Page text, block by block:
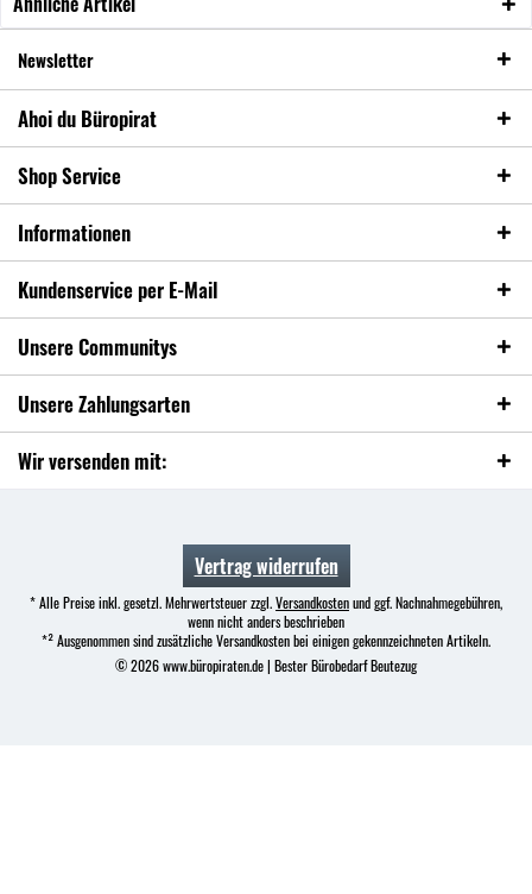
Newsletter
Ahoi du Büropirat
Shop Service
Informationen
Kundenservice per E-Mail
Unsere Communitys
Unsere Zahlungsarten
Wir versenden mit:
Vertrag widerrufen
* Alle Preise inkl. gesetzl. Mehrwertsteuer zzgl.Versandkostenund ggf. Nachnahmegebühren,
wenn nicht anders beschrieben
*² Ausgenommen sind zusätzliche Versandkosten bei einigen gekennzeichneten Artikeln.
© 2026 www.büropiraten.de | Bester Bürobedarf Beutezug